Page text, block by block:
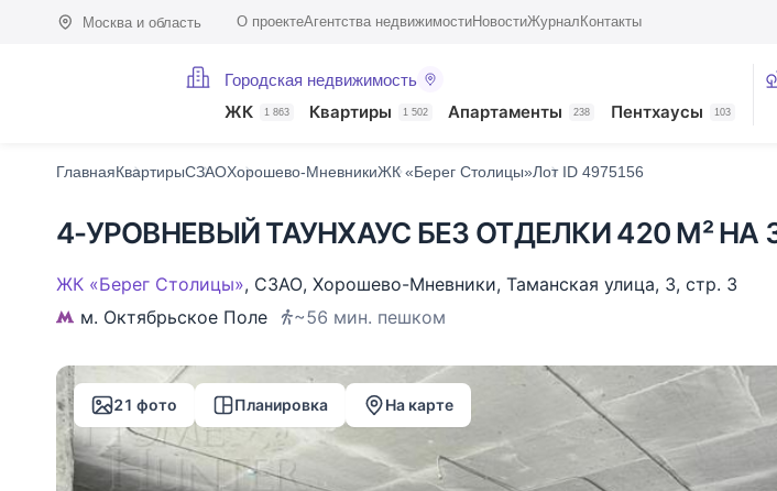
Москва и область О проектеАгентства недвижимостиНовостиЖурнал Контакты
Городская недвижимость
ЖК 1 863 Квартиры 1 502 Апартаменты 238 Пентхаусы 103
ГлавнаяКвартирыСЗАОХорошево-МневникиЖК «Берег Столицы»Лот ID 4975156
4-УРОВНЕВЫЙ ТАУНХАУС БЕЗ ОТДЕЛКИ 420 М² НА
ЖК «Берег Столицы», СЗАО, Хорошево-Мневники, Таманская улица, 3, стр. 3
м. Октябрьское Поле
~56 мин. пешком
21 фото Планировка На карте
ХарактеристикиОписаниеО домеНа карте